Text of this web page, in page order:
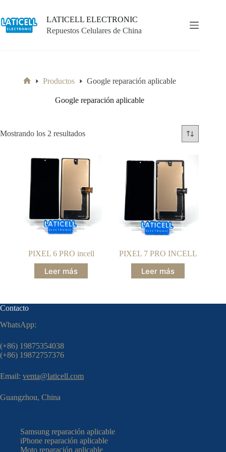
contenido
LATICELL ELECTRONIC
Repuestos Celulares de China
Productos Google reparación aplicable
Google reparación aplicable
Mostrando los 2 resultados
PIXEL 6 PRO incell
Leer más
PIXEL 7 PRO INCELL
Leer más
Contacto
WhatsApp:
(+86) 19875354038
(+86) 19872757376
Email: venta@laticell.com
Guangzhou, China
Samsung reparación aplicable
iPhone reparación aplicable
Moto reparación aplicable